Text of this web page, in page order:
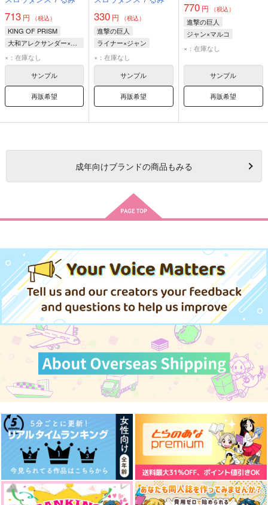
713 円 （税込）
KING OF PRISM
大和アレクサンダー×十王院カケル
大和アレクサンダー
十王院カケル
×：在庫なし
サンプル
再販希望
330 円 （税込）
進撃の巨人
ライナー×ジャン
ジャン・キルシュタイン
ライナー・ブラウン
×：在庫なし
サンプル
再販希望
770円 （税込）
進撃の巨人
ジャン×マルコ
ジャン・キルシュタイン
×：在庫なし
サンプル
再販希望
成年向けブランドの商品もみる